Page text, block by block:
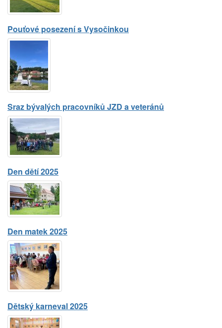
Pouťové posezení s Vysočinkou
Sraz bývalých pracovníků JZD a veteránů
Den dětí 2025
Den matek 2025
Dětský karneval 2025